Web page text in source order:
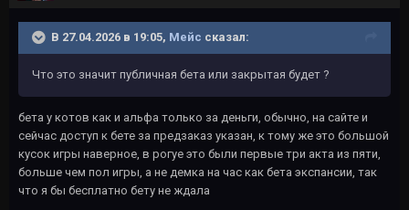
В 27.04.2026 в 19:05, Мейс сказал:
Что это значит публичная бета или закрытая будет ?
бета у котов как и альфа только за деньги, обычно, на сайте и
сейчас доступ к бете за предзаказ указан, к тому же это большой
кусок игры наверное, в рогуе это были первые три акта из пяти,
больше чем пол игры, а не демка на час как бета экспансии, так
что я бы бесплатно бету не ждала